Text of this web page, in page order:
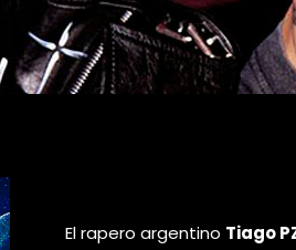
El rapero argentino Tiago